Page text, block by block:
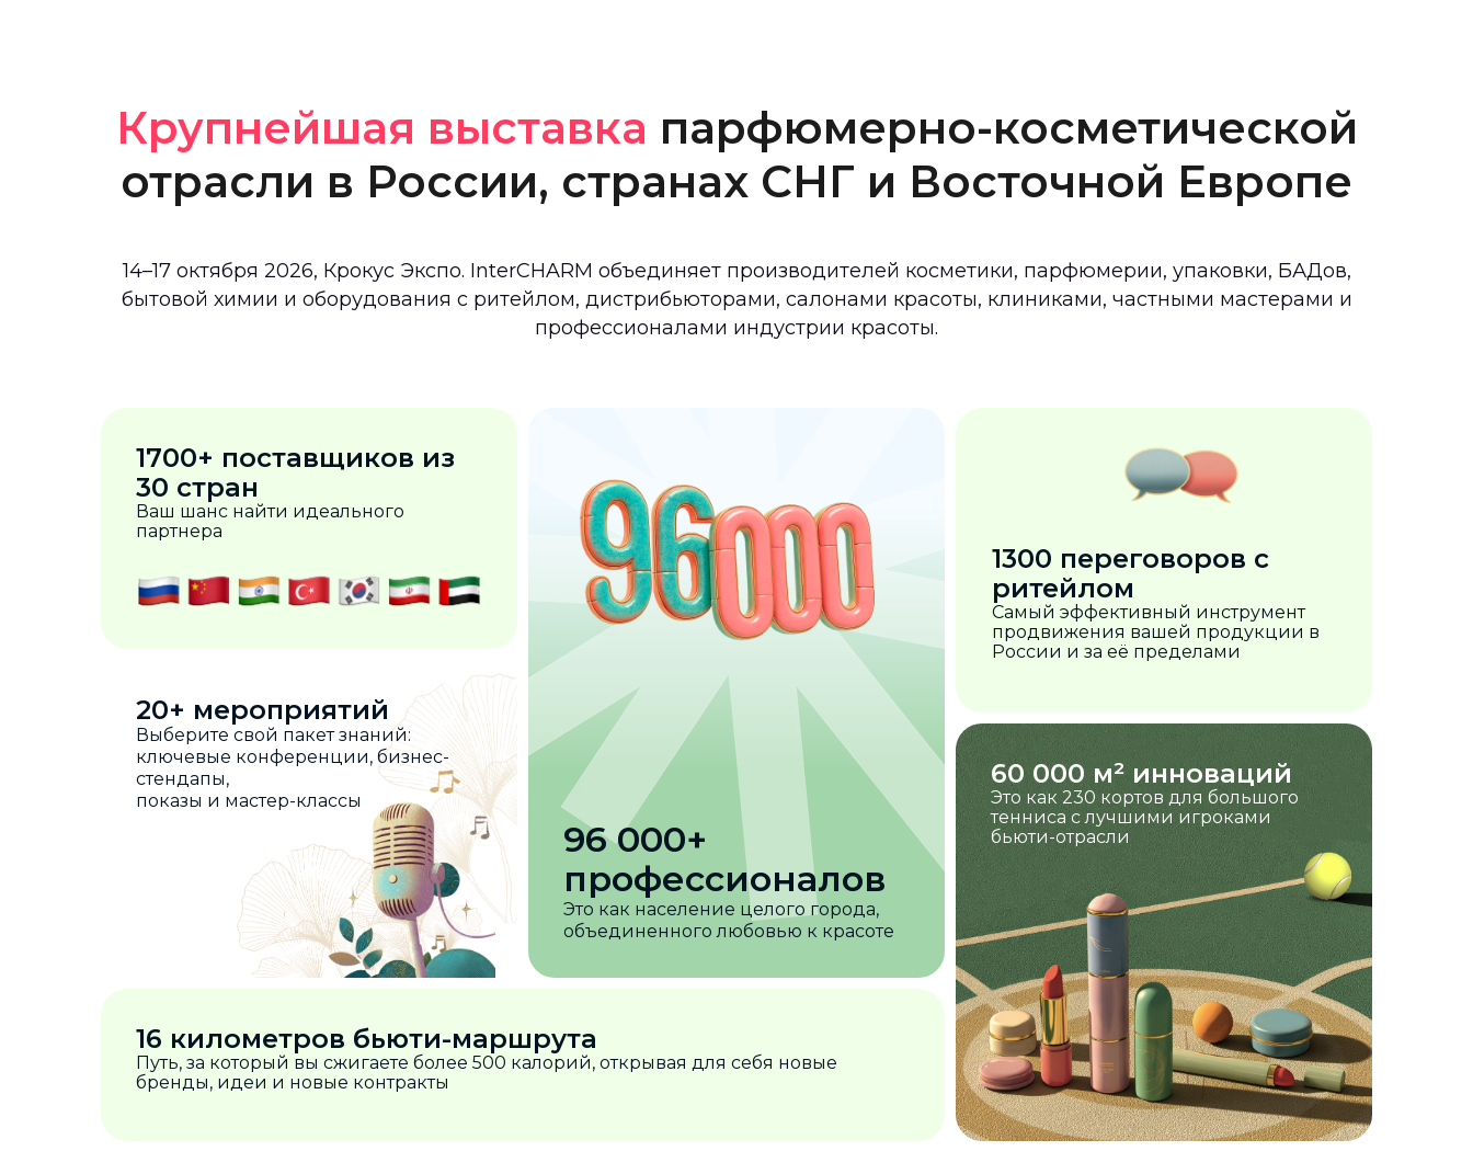
Крупнейшая выставка парфюмерно-косметической
отрасли в России, странах СНГ и Восточной Европе
14–17 октября 2026, Крокус Экспо. InterCHARM объединяет производителей косметики, парфюмерии, упаковки, БАДов,
бытовой химии и оборудования с ритейлом, дистрибьюторами, салонами красоты, клиниками, частными мастерами и
профессионалами индустрии красоты.
60 000 м² инноваций
Это как 230 кортов для большого
тенниса с лучшими игроками
бьюти-отрасли
1300 переговоров с
ритейлом
Самый эффективный инструмент
продвижения вашей продукции в
России и за её пределами
96 000+
профессионалов
Это как население целого города,
объединенного любовью к красоте
16 километров бьюти-маршрута
Путь, за который вы сжигаете более 500 калорий, открывая для себя новые
бренды, идеи и новые контракты
20+ мероприятий
Выберите свой пакет знаний:
ключевые конференции, бизнес-
стендапы,
показы и мастер-классы
1700+ поставщиков из
30 стран
Ваш шанс найти идеального
партнера